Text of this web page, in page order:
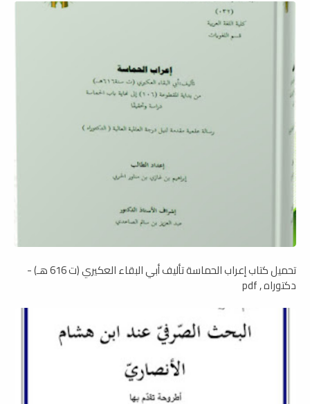
تحميل كتاب إعراب الحماسة تأليف أبي البقاء العكيري (ت 616 هـ) -
دكتوراه , pdf